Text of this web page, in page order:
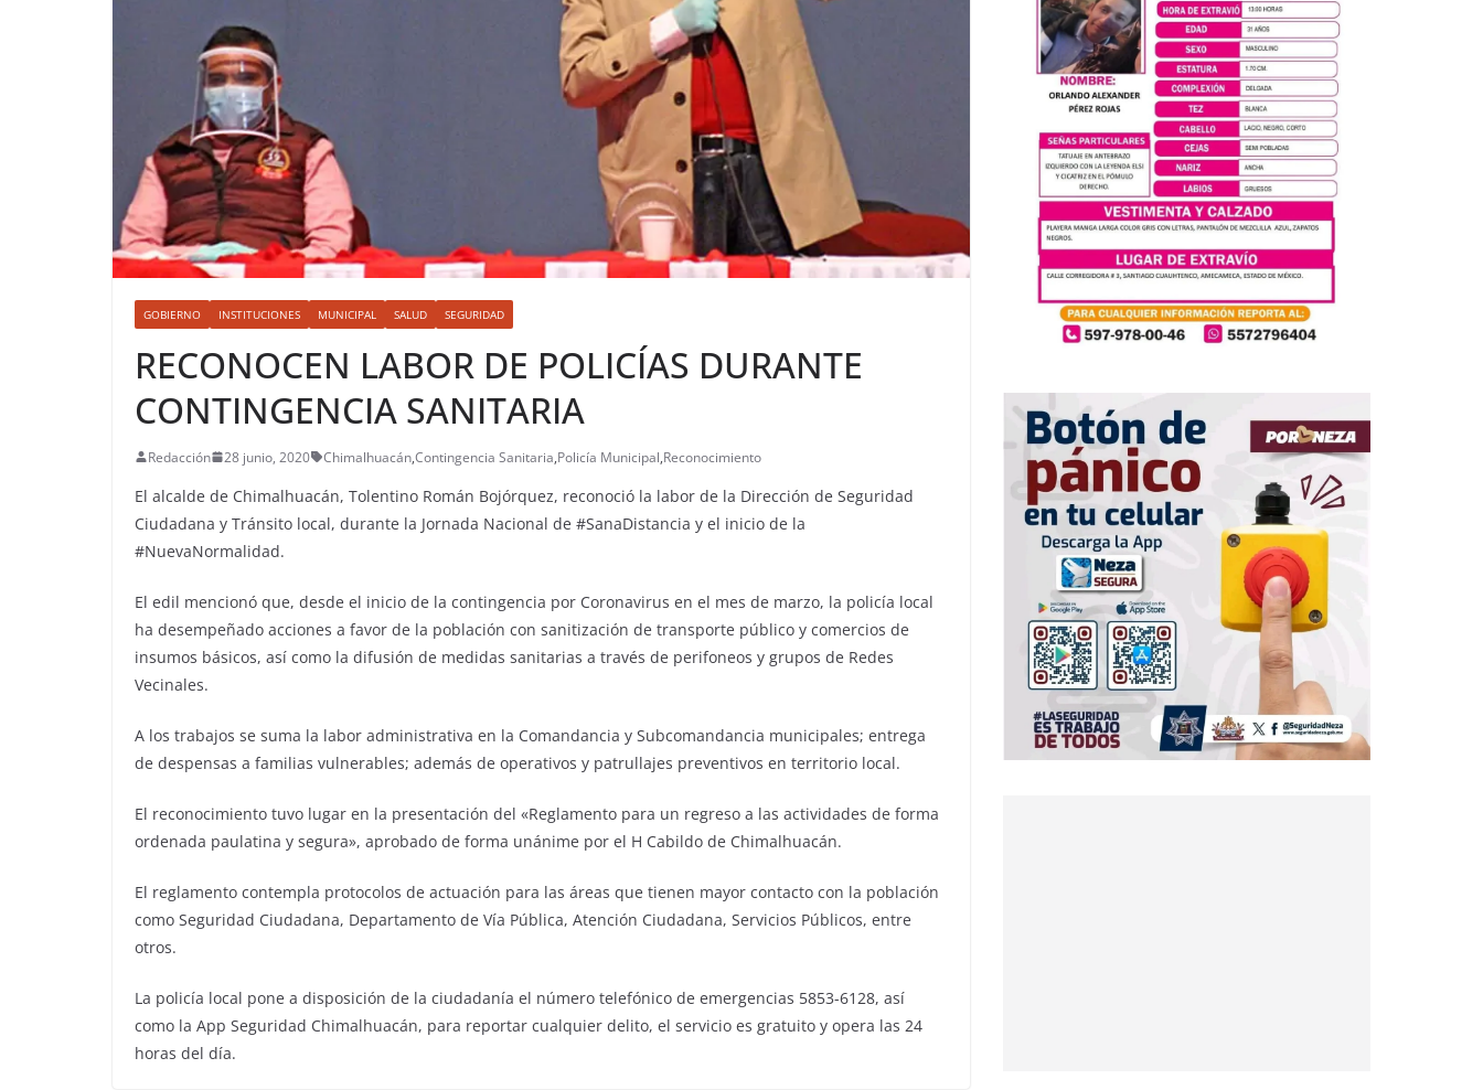
GOBIERNO INSTITUCIONES MUNICIPAL SALUD SEGURIDAD
RECONOCEN LABOR DE POLICÍAS DURANTE
CONTINGENCIA SANITARIA
Redacción 28 junio, 2020 Chimalhuacán,Contingencia Sanitaria,Policía Municipal,Reconocimiento
El alcalde de Chimalhuacán, Tolentino Román Bojórquez, reconoció la labor de la Dirección de Seguridad
Ciudadana y Tránsito local, durante la Jornada Nacional de #SanaDistancia y el inicio de la
#NuevaNormalidad.
El edil mencionó que, desde el inicio de la contingencia por Coronavirus en el mes de marzo, la policía local
ha desempeñado acciones a favor de la población con sanitización de transporte público y comercios de
insumos básicos, así como la difusión de medidas sanitarias a través de perifoneos y grupos de Redes
Vecinales.
A los trabajos se suma la labor administrativa en la Comandancia y Subcomandancia municipales; entrega
de despensas a familias vulnerables; además de operativos y patrullajes preventivos en territorio local.
El reconocimiento tuvo lugar en la presentación del «Reglamento para un regreso a las actividades de forma
ordenada paulatina y segura», aprobado de forma unánime por el H Cabildo de Chimalhuacán.
El reglamento contempla protocolos de actuación para las áreas que tienen mayor contacto con la población
como Seguridad Ciudadana, Departamento de Vía Pública, Atención Ciudadana, Servicios Públicos, entre
otros.
La policía local pone a disposición de la ciudadanía el número telefónico de emergencias 5853-6128, así
como la App Seguridad Chimalhuacán, para reportar cualquier delito, el servicio es gratuito y opera las 24
horas del día.